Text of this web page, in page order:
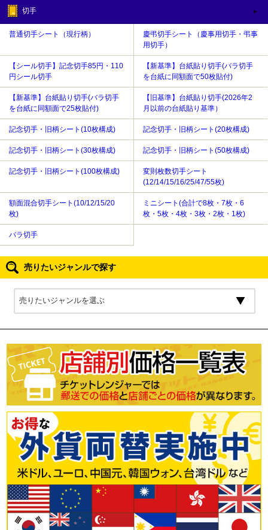
切手
普通切手シート（現行柄）
慶弔切手シート（慶事用切手・弔事
用切手）
【シール切手】記念切手85円・110
円シール切手
【新基準】台紙貼り切手(バラ切手
を台紙に同額面で50枚貼付)
【新基準】台紙貼り切手(バラ切手
を台紙に同額面で25枚貼付)
【旧基準】台紙貼り切手(2026年2
月以前の台紙貼り基準）
記念切手・旧柄シート(10枚構成) 記念切手・旧柄シート(20枚構成)
記念切手・旧柄シート(30枚構成) 記念切手・旧柄シート(50枚構成)
記念切手・旧柄シート(100枚構成)
変則枚数切手シート
(12/14/15/16/25/47/55枚)
額面混合切手シート(10/12/15/20
枚)
ミニシート(合計で8枚・7枚・6
枚・5枚・4枚・3枚・2枚・1枚)
バラ切手
売りたいジャンルで探す